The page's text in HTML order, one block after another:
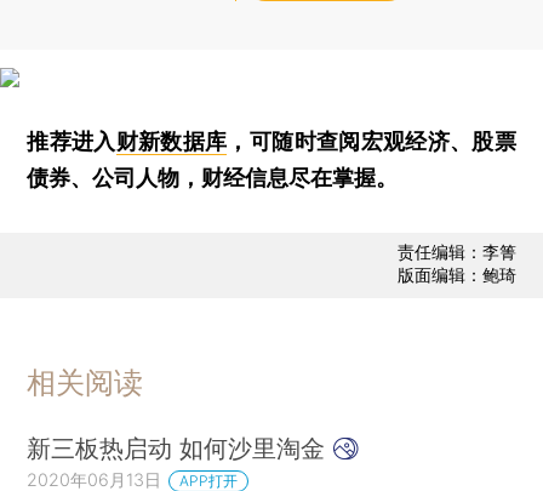
推荐进入财新数据库 ，可随时查阅宏观经济、股票
债券、公司人物，财经信息尽在掌握。
责任编辑：李箐
版面编辑：鲍琦
相关阅读
新三板热启动 如何沙里淘金
2020年06月13日 APP打开